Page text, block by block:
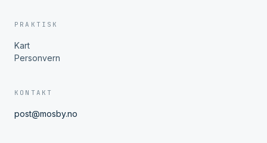
PRAKTISK
Kart
Personvern
KONTAKT
post@mosby.no